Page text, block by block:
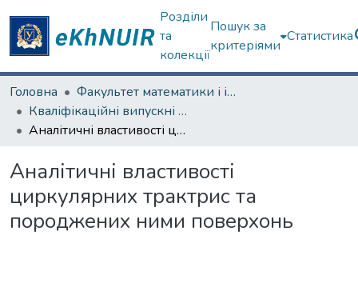
Розділи
та
колекції
Пошук за
критеріями
Статистика
Головна
Факультет математики і інформатики
Кваліфікаційні випускні роботи магістрів. Факультет математики і інформатики
Аналітичні властивості циркулярних трактрис та породжених ними поверхонь
Аналітичні властивості
циркулярних трактрис та
породжених ними поверхонь